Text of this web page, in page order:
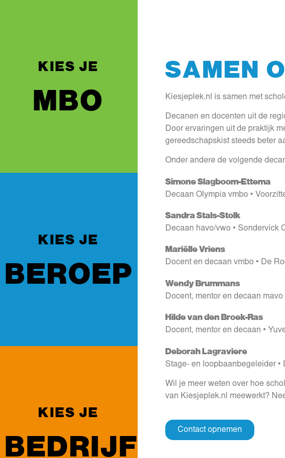
KIES JE
MBO
KIES JE
BEROEP
KIES JE
BEDRIJF
SAMEN
Kiesjeplek.nl is samen met
Decanen en docenten uit de
Door ervaringen uit de praktijk
gereedschapskist steeds beter
Onder andere de volgende
Simone Slagboom-Ettema
Decaan Olympia vmbo •
Sandra Stals-Stolk
Decaan havo/vwo • Sondervick
Mariëlle Vriens
Docent en decaan vmbo • De
Wendy Brummans
Docent, mentor en decaan
Hilde van den Broek-Ras
Docent, mentor en decaan •
Deborah Lagraviere
Stage- en loopbaanbegeleider •
Wil je meer weten over hoe
van Kiesjeplek.nl meewerkt?
Contact opnemen